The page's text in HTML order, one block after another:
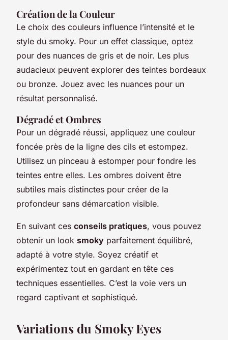
Création de la Couleur
Le choix des couleurs influence l’intensité et le
style du smoky. Pour un effet classique, optez
pour des nuances de gris et de noir. Les plus
audacieux peuvent explorer des teintes bordeaux
ou bronze. Jouez avec les nuances pour un
résultat personnalisé.
Dégradé et Ombres
Pour un dégradé réussi, appliquez une couleur
foncée près de la ligne des cils et estompez.
Utilisez un pinceau à estomper pour fondre les
teintes entre elles. Les ombres doivent être
subtiles mais distinctes pour créer de la
profondeur sans démarcation visible.
En suivant ces conseils pratiques, vous pouvez
obtenir un look smoky parfaitement équilibré,
adapté à votre style. Soyez créatif et
expérimentez tout en gardant en tête ces
techniques essentielles. C’est la voie vers un
regard captivant et sophistiqué.
Variations du Smoky Eyes